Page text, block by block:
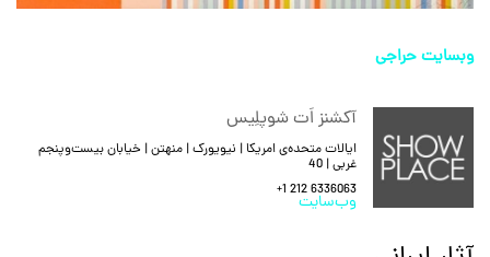
وبسایت حراجی
آکشنز اَت شوپلِیس
ایالات متحده‌ی امریکا | نیویورک | منهتن | خیابان بیست‌وپنجم
غربی | 40
+1 212 6336063
وب‌سایت